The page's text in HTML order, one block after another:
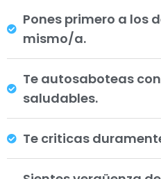
Pones primero a los
mismo/a.
Te autosaboteas
saludables.
Te criticas